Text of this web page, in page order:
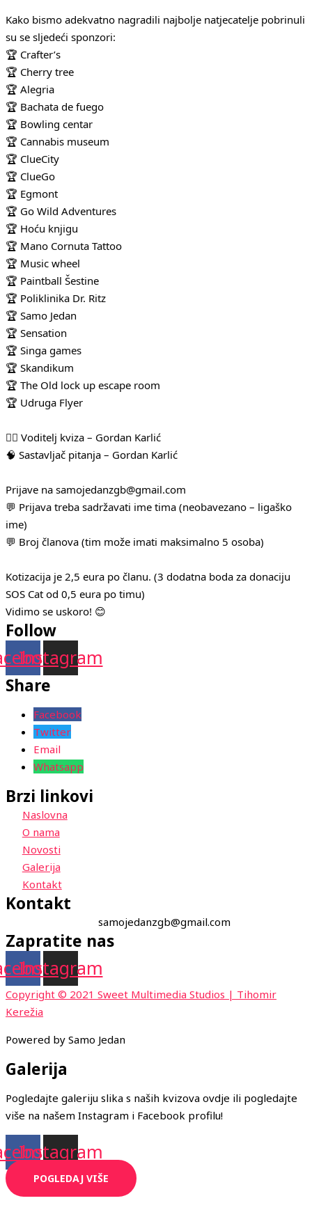
Kako bismo adekvatno nagradili najbolje natjecatelje pobrinuli
su se sljedeći sponzori:
🏆 Crafter’s
🏆 Cherry tree
🏆 Alegria
🏆 Bachata de fuego
🏆 Bowling centar
🏆 Cannabis museum
🏆 ClueCity
🏆 ClueGo
🏆 Egmont
🏆 Go Wild Adventures
🏆 Hoću knjigu
🏆 Mano Cornuta Tattoo
🏆 Music wheel
🏆 Paintball Šestine
🏆 Poliklinika Dr. Ritz
🏆 Samo Jedan
🏆 Sensation
🏆 Singa games
🏆 Skandikum
🏆 The Old lock up escape room
🏆 Udruga Flyer
🧛‍♂️ Voditelj kviza – Gordan Karlić
🧠 Sastavljač pitanja – Gordan Karlić
Prijave na samojedanzgb@gmail.com
💬 Prijava treba sadržavati ime tima (neobavezano – ligaško
ime)
💬 Broj članova (tim može imati maksimalno 5 osoba)
Kotizacija je 2,5 eura po članu. (3 dodatna boda za donaciju
SOS Cat od 0,5 eura po timu)
Vidimo se uskoro! 😊
Follow
Instagram
Share
Facebook
Twitter
Email
Whatsapp
Brzi linkovi
Naslovna
O nama
Novosti
Galerija
Kontakt
Kontakt
samojedanzgb@gmail.com
Zapratite nas
Instagram
Copyright © 2021 Sweet Multimedia Studios | Tihomir
Kerežia
Powered by Samo Jedan
Galerija
Pogledajte galeriju slika s naših kvizova ovdje ili pogledajte
više na našem Instagram i Facebook profilu!
Instagram
POGLEDAJ VIŠE